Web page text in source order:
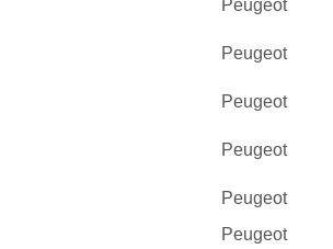
Peugeot
Peugeot
Peugeot
Peugeot
Peugeot
Peugeot